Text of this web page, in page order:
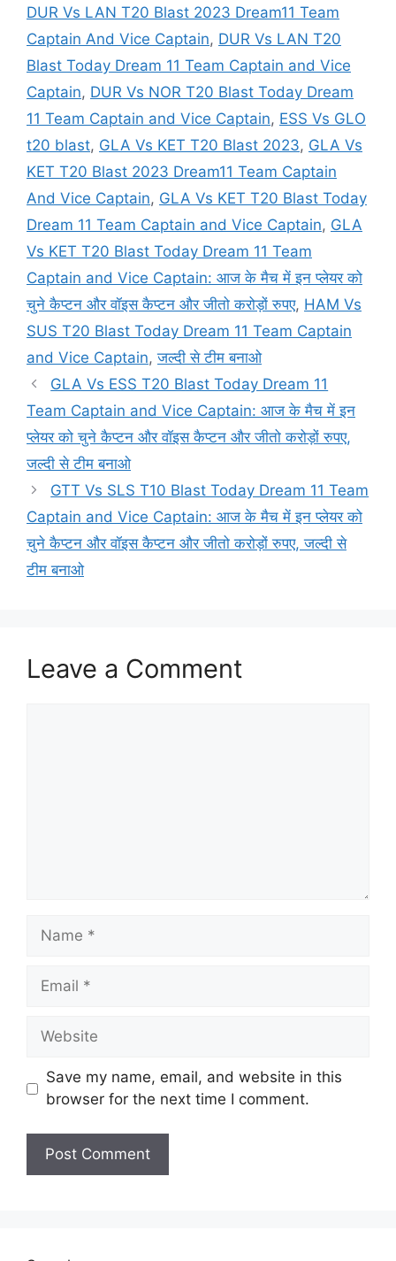
DUR Vs LAN T20 Blast 2023 Dream11 Team
Captain And Vice Captain, DUR Vs LAN T20
Blast Today Dream 11 Team Captain and Vice
Captain, DUR Vs NOR T20 Blast Today Dream
11 Team Captain and Vice Captain, ESS Vs GLO
t20 blast, GLA Vs KET T20 Blast 2023, GLA Vs
KET T20 Blast 2023 Dream11 Team Captain
And Vice Captain, GLA Vs KET T20 Blast Today
Dream 11 Team Captain and Vice Captain, GLA
Vs KET T20 Blast Today Dream 11 Team
Captain and Vice Captain: आज के मैच में इन प्लेयर को
चुने कैप्टन और वॉइस कैप्टन और जीतो करोड़ों रुपए, HAM Vs
SUS T20 Blast Today Dream 11 Team Captain
and Vice Captain,जल्दी से टीम बनाओ
GLA Vs ESS T20 Blast Today Dream 11
Team Captain and Vice Captain: आज के मैच में इन
प्लेयर को चुने कैप्टन और वॉइस कैप्टन और जीतो करोड़ों रुपए,
जल्दी से टीम बनाओ
GTT Vs SLS T10 Blast Today Dream 11 Team
Captain and Vice Captain: आज के मैच में इन प्लेयर को
चुने कैप्टन और वॉइस कैप्टन और जीतो करोड़ों रुपए, जल्दी से
टीम बनाओ
Leave a Comment
Name
Email
Website
Save my name, email, and website in this
browser for the next time I comment.